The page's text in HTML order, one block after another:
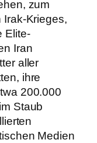
zum
Irak-Krieges,
Elite-
Iran
aller
ihre
200.000
Staub
Medien